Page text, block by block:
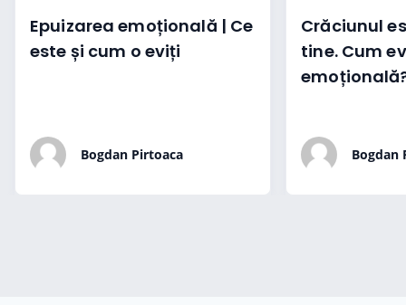
Epuizarea emoțională | Ce
este și cum o eviți
Bogdan Pirtoaca
Crăciunul
tine. Cum
Bogdan